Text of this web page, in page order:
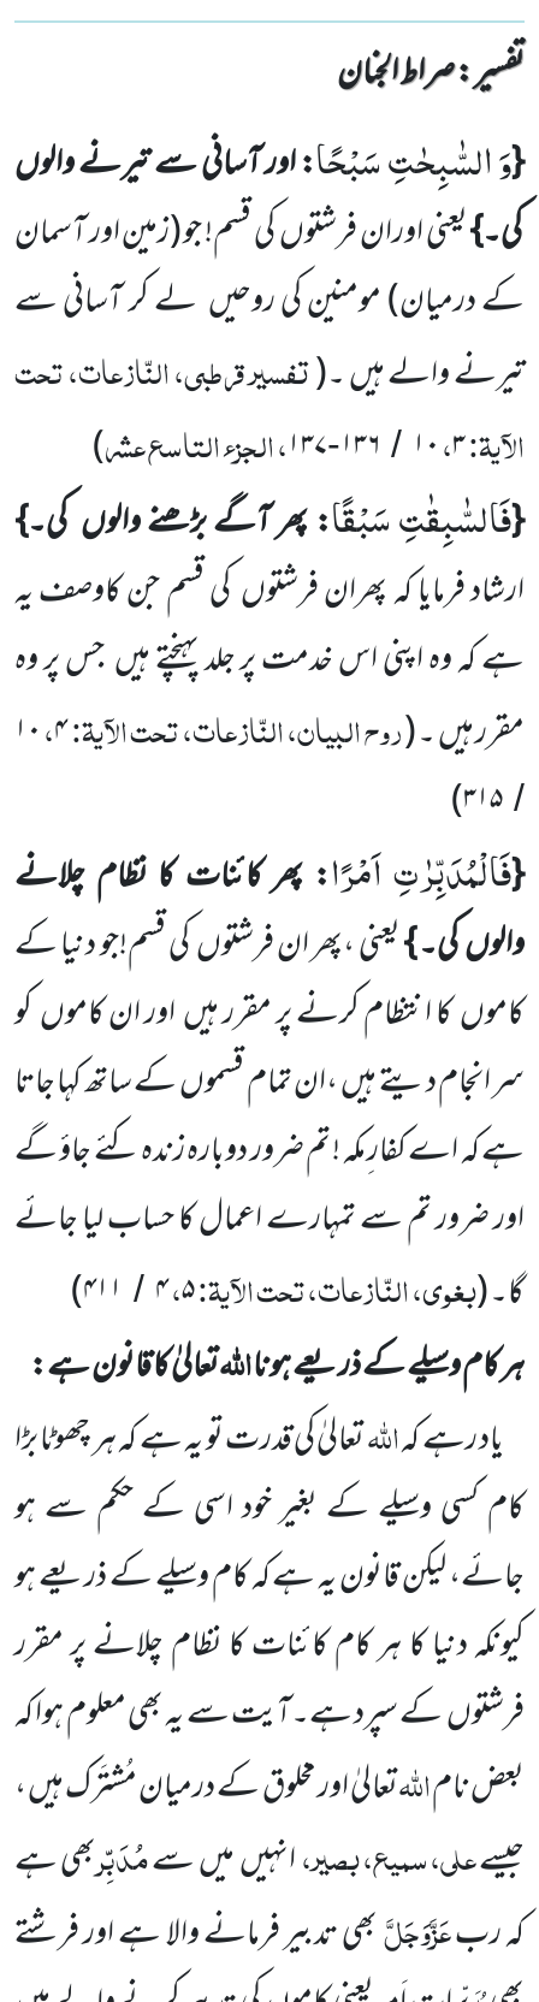
تفسیر : ‎صراط الجنان
{وَ السّٰبِحٰتِ سَبْحًا: اور آسانی سے تیرنے والوں
کی۔}یعنی اوران فرشتوںکی قسم! جو(زمین اور آسمان
کے درمیان)مومنین کی روحیں لے کر آسانی سے
تیرنے والے ہیں ۔(تفسیر قرطبی، النّازعات، تحت
الآیۃ:۳،۱۰ / ۱۳۶-۱۳۷، الجزء التاسع عشر)
{فَالسّٰبِقٰتِ سَبْقًا: پھر آگے بڑھنے والوں کی۔}
ارشاد فرمایاکہ پھران فرشتوںکی قسم جن کاوصف یہ
ہے کہ وہ اپنیاس خدمت پر جلد پہنچتے ہیںجس پر وہ
مقرر ہیں ۔(روح البیان، النّازعات، تحت الآیۃ:۴،۱۰
/ ۳۱۵)
{فَالْمُدَبِّرٰتِ اَمْرًا: پھر کائنات کا نظام چلانے
والوںکی۔ }یعنی ،پھر ان فرشتوںکیقسم!جو دنیا کے
کاموںکا انتظامکرنے پر مقرر ہیںاور ان کاموںکو
سر انجام دیتے ہیں،ان تمام قسموںکے ساتھ کہا جاتا
ہے کہ اے کفار ِمکہ ! تمضرور دوبارہ زندہ کئے جاؤ گے
اور ضرور تم سے تمہارے اعمال کا حساب لیا جائے
گا۔(بغوی، النّازعات، تحت الآیۃ:۵،۴ / ۴۱۱)
ہر کام وسیلے کے ذریعے ہونااللّٰہتعالیٰ کا قانون ہے:
یاد رہے کہاللّٰہتعالیٰ کی قدرت تو یہ ہے کہ ہر چھوٹا بڑا
کام کسی وسیلے کے بغیر خود اسی کے حکم سے ہو
جائے، لیکن قانون یہ ہے کہ کام وسیلے کے ذریعے ہو
کیونکہ دنیا کا ہر کام کائنات کا نظام چلانے پر مقرر
فرشتوںکے سپرد ہے۔آیت سےیہ بھی معلوم ہوا کہ
بعض ناماللّٰہتعالیٰ اور مخلوق کے درمیان مُشتَرک ہیں ،
جیسےعلی،سمیع،بصیر،انہیںمیںسےمُدَبِّربھی ہے
کہ ربعَزَّوَجَلَّبھی تدبیر فرمانے والا ہے اور فرشتے